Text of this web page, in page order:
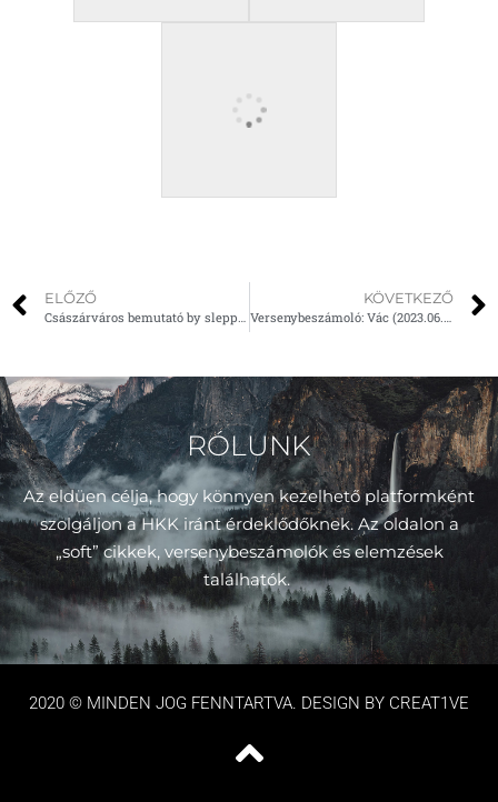
ELŐZŐ
KÖVETKEZŐ
RÓLUNK
Az eldüen célja, hogy könnyen kezelhető platformként
szolgáljon a HKK iránt érdeklődőknek. Az oldalon a
„soft” cikkek, versenybeszámolók és elemzések
találhatók.
2020 © MINDEN JOG FENNTARTVA. DESIGN BY CREAT1VE